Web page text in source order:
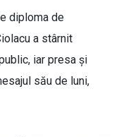
diploma de
a stârnit
iar presa și
său de luni,